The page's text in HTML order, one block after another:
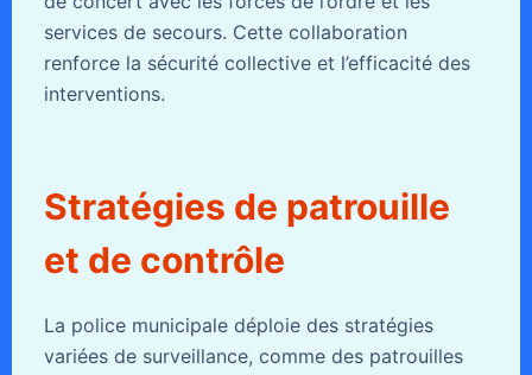
services de secours. Cette collaboration
renforce la sécurité collective et l’efficacité des
interventions.
Stratégies de patrouille
et de contrôle
La police municipale déploie des stratégies
variées de surveillance, comme des patrouilles